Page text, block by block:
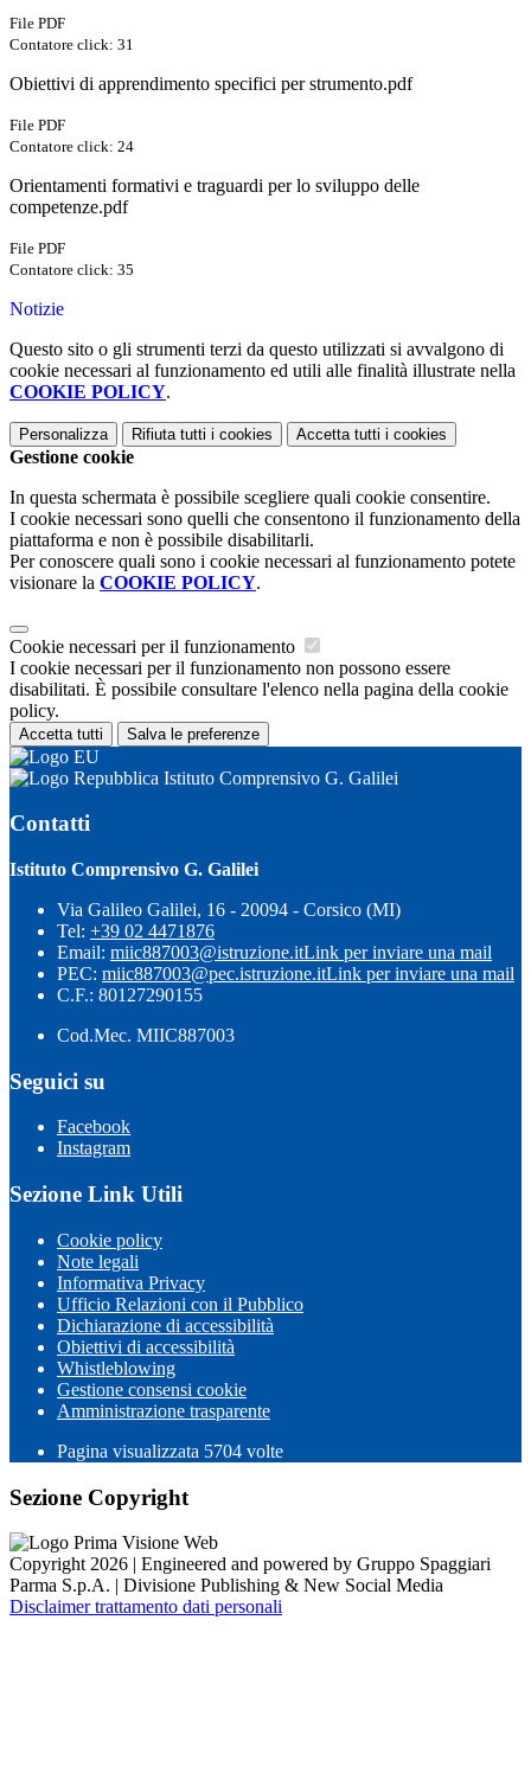
File PDF
Contatore click: 31
Obiettivi di apprendimento specifici per strumento.pdf
File PDF
Contatore click: 24
Orientamenti formativi e traguardi per lo sviluppo delle
competenze.pdf
File PDF
Contatore click: 35
Notizie
Questo sito o gli strumenti terzi da questo utilizzati si avvalgono di
cookie necessari al funzionamento ed utili alle finalità illustrate nella
COOKIE POLICY.
Personalizza Rifiuta tutti i cookies Accetta tutti i cookies
Gestione cookie
In questa schermata è possibile scegliere quali cookie consentire.
I cookie necessari sono quelli che consentono il funzionamento della
piattaforma e non è possibile disabilitarli.
Per conoscere quali sono i cookie necessari al funzionamento potete
visionare la COOKIE POLICY.
Cookie necessari per il funzionamento
I cookie necessari per il funzionamento non possono essere
disabilitati. È possibile consultare l'elenco nella pagina della cookie
policy.
Accetta tutti Salva le preferenze
Istituto Comprensivo G. Galilei
Contatti
Istituto Comprensivo G. Galilei
Via Galileo Galilei, 16 - 20094 - Corsico (MI)
Tel: +39 02 4471876
Email: miic887003@istruzione.itLink per inviare una mail
PEC: miic887003@pec.istruzione.itLink per inviare una mail
C.F.: 80127290155
Cod.Mec. MIIC887003
Seguici su
Facebook
Instagram
Sezione Link Utili
Cookie policy
Note legali
Informativa Privacy
Ufficio Relazioni con il Pubblico
Dichiarazione di accessibilità
Obiettivi di accessibilità
Whistleblowing
Gestione consensi cookie
Amministrazione trasparente
Pagina visualizzata 5704 volte
Sezione Copyright
Copyright 2026 | Engineered and powered by Gruppo Spaggiari
Parma S.p.A. | Divisione Publishing & New Social Media
Disclaimer trattamento dati personali